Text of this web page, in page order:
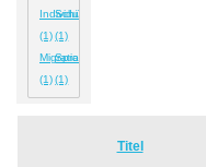
Individualität
(1)
Migration
(1)
Schüler
(1)
Sprachen
(1)
Titel